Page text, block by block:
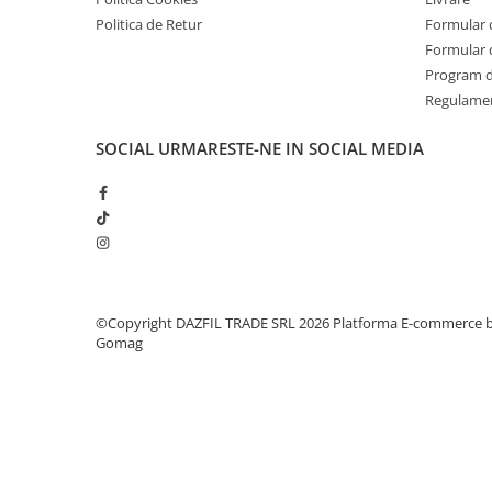
Politica de Retur
Formular
Formular
Program
SOCIAL URMARESTE-NE IN SOCIAL MEDIA
©Copyright DAZFIL TRADE SRL 2026 Platforma E-commerce
Gomag